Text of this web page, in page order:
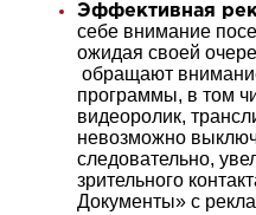
Эффективная
себе внимание
ожидая своей
обращают
программы, в том
видеоролик,
невозможно
следовательно,
зрительного
Документы» с